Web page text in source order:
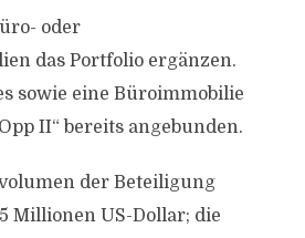
oder
das Portfolio ergänzen.
sowie eine Büroimmobilie
II“ bereits angebunden.
der Beteiligung
Millionen US-Dollar; die